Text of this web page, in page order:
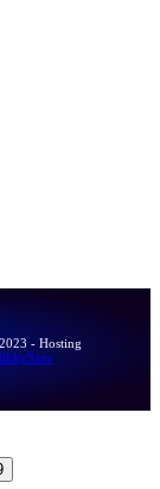
- Hosting